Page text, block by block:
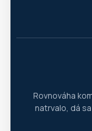
Rovnováha
natrvalo, dá